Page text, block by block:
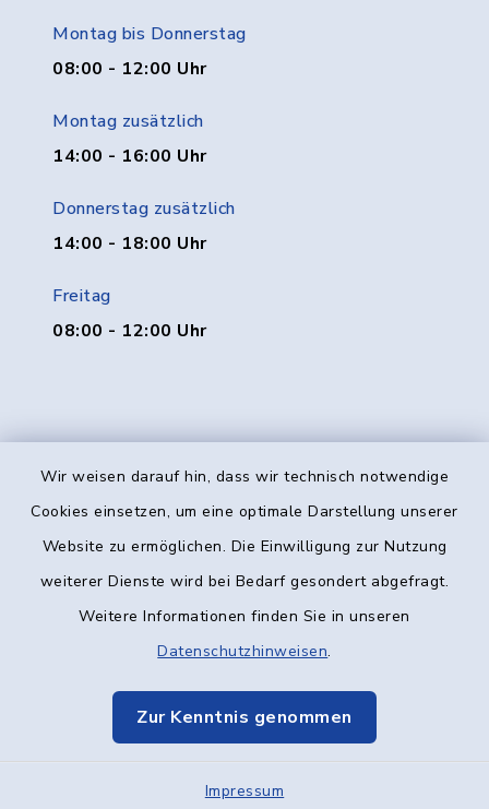
Wir weisen darauf hin, dass wir technisch notwendige
Cookies einsetzen, um eine optimale Darstellung unserer
Website zu ermöglichen. Die Einwilligung zur Nutzung
weiterer Dienste wird bei Bedarf gesondert abgefragt.
Weitere Informationen finden Sie in unseren
Datenschutzhinweisen.
Zur Kenntnis genommen
Impressum
Montag bis Donnerstag
08:00 - 12:00 Uhr
Montag zusätzlich
14:00 - 16:00 Uhr
Donnerstag zusätzlich
14:00 - 18:00 Uhr
Freitag
08:00 - 12:00 Uhr
Kontakt
Datenschutz
Elektronische Kommunikation
Sitemap